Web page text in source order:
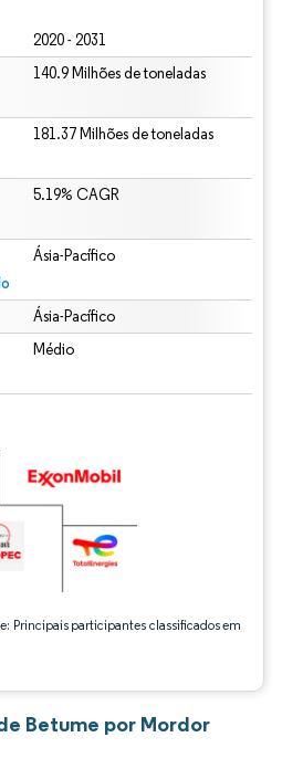
2020 - 2031
140.9 Milhões de toneladas
181.37 Milhões de toneladas
5.19% CAGR
Ásia-Pacífico
Ásia-Pacífico
Médio
Principais participantes classificados em
O reuso requer atribuição conforme CC BY 4.0.
Betume por Mordor